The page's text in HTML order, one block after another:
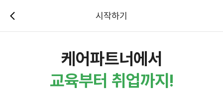
시작하기
케어파트너에서
교육부터 취업까지!